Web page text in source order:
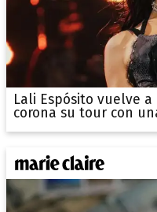
Lali Espósito vuelve
corona su tour con